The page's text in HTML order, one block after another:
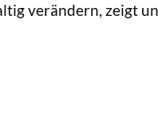
verändern, zeigt